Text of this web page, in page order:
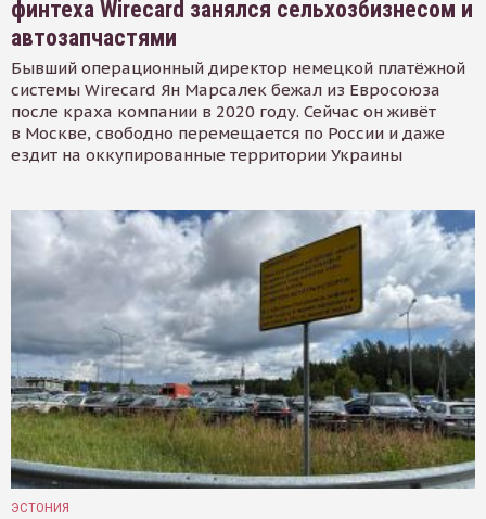
финтеха Wirecard занялся сельхозбизнесом и
автозапчастями
Бывший операционный директор немецкой платёжной
системы Wirecard Ян Марсалек бежал из Евросоюза
после краха компании в 2020 году. Сейчас он живёт
в Москве, свободно перемещается по России и даже
ездит на оккупированные территории Украины
ЭСТОНИЯ